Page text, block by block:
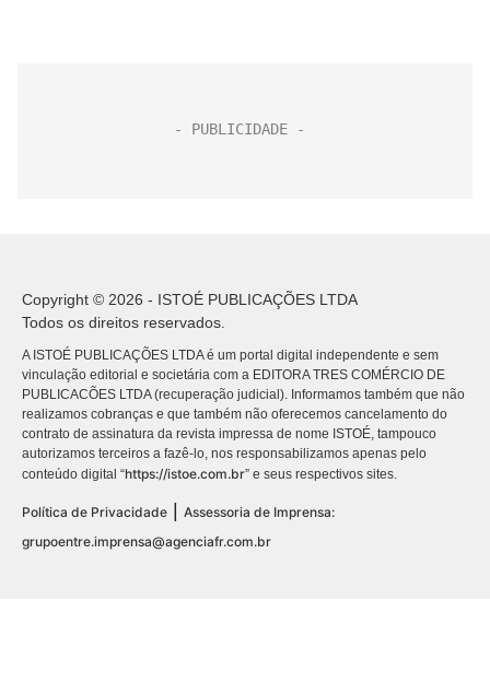
Copyright © 2026 - ISTOÉ PUBLICAÇÕES LTDA
Todos os direitos reservados.
A ISTOÉ PUBLICAÇÕES LTDA é um portal digital independente e sem
vinculação editorial e societária com a EDITORA TRES COMÉRCIO DE
PUBLICACÕES LTDA (recuperação judicial). Informamos também que não
realizamos cobranças e que também não oferecemos cancelamento do
contrato de assinatura da revista impressa de nome ISTOÉ, tampouco
autorizamos terceiros a fazê-lo, nos responsabilizamos apenas pelo
conteúdo digital “https://istoe.com.br” e seus respectivos sites.
Política de Privacidade | Assessoria de Imprensa:
grupoentre.imprensa@agenciafr.com.br